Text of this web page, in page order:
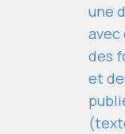
une
avec
des
et